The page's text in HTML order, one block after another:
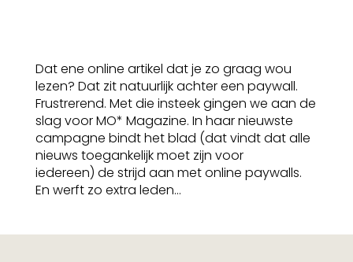
Dat ene online artikel dat je zo graag wou
lezen? Dat zit natuurlijk achter een paywall.
Frustrerend. Met die insteek gingen we aan de
slag voor MO* Magazine. In haar nieuwste
campagne bindt het blad (dat vindt dat alle
nieuws toegankelijk moet zijn voor
iedereen) de strijd aan met online paywalls.
En werft zo extra leden...